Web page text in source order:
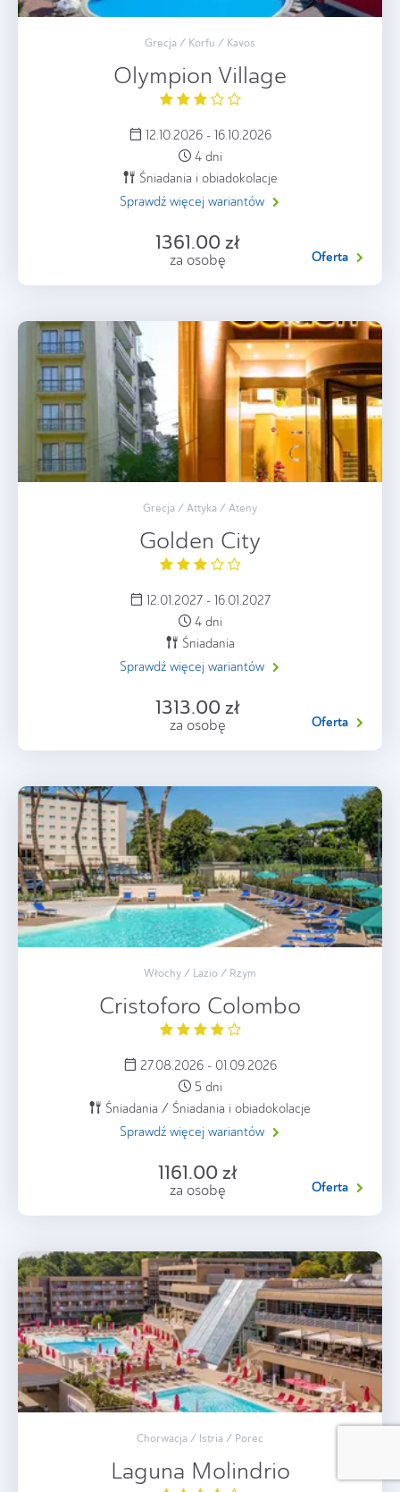
Grecja / Korfu / Kavos
Olympion Village
12.10.2026 - 16.10.2026
4 dni
Śniadania i obiadokolacje
Sprawdź więcej wariantów
1361.00 zł
za osobę Oferta
Grecja / Attyka / Ateny
Golden City
12.01.2027 - 16.01.2027
4 dni
Śniadania
Sprawdź więcej wariantów
1313.00 zł
za osobę Oferta
Włochy / Lazio / Rzym
Cristoforo Colombo
27.08.2026 - 01.09.2026
5 dni
Śniadania / Śniadania i obiadokolacje
Sprawdź więcej wariantów
1161.00 zł
za osobę Oferta
Chorwacja / Istria / Porec
Laguna Molindrio